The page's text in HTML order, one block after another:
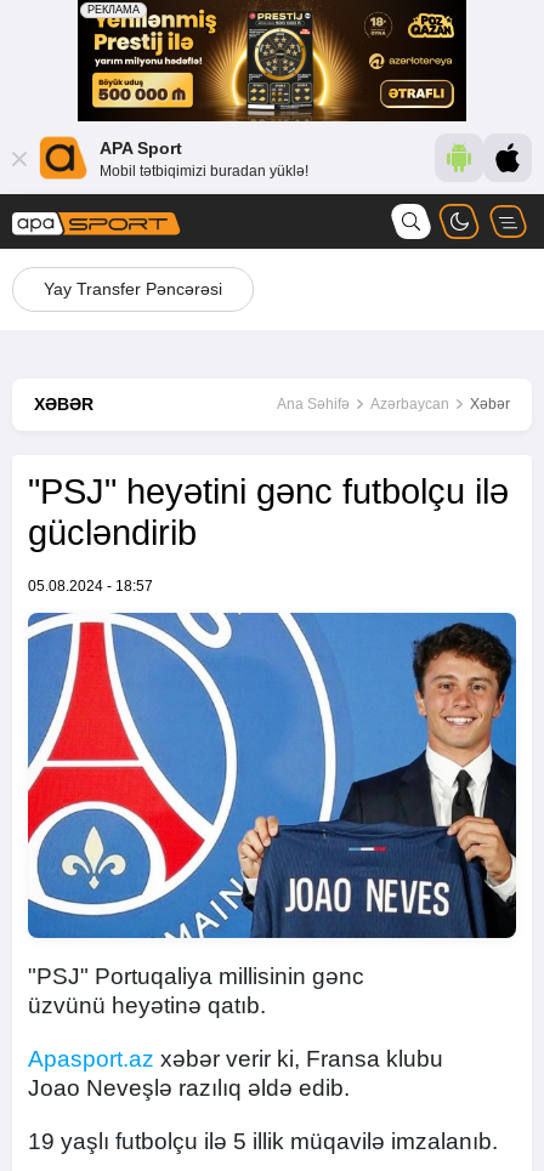
APA Sport
Mobil tətbiqimizi buradan yüklə!
Yay Transfer Pəncərəsi
XƏBƏR Ana Səhifə Azərbaycan Xəbər
"PSJ" heyətini gənc futbolçu ilə
gücləndirib
05.08.2024 - 18:57
"PSJ" Portuqaliya millisinin gənc
üzvünü heyətinə qatıb.
Apasport.az xəbər verir ki, Fransa klubu
Joao Neveşlə razılıq əldə edib.
19 yaşlı futbolçu ilə 5 illik müqavilə imzalanıb.